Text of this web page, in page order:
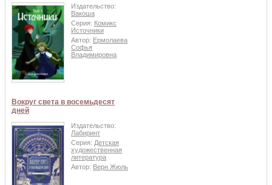
Издательство:
Вакоша
Серия: Комикс
Источники
Автор: Ермолаева
Софья
Владимировна
Вокруг света в восемьдесят
дней
Издательство:
Лабиринт
Серия: Детская
художественная
литература
Автор: Верн Жюль